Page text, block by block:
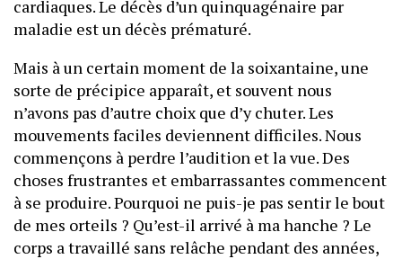
cardiaques. Le décès d’un quinquagénaire par
maladie est un décès prématuré.
Mais à un certain moment de la soixantaine, une
sorte de précipice apparaît, et souvent nous
n’avons pas d’autre choix que d’y chuter. Les
mouvements faciles deviennent difficiles. Nous
commençons à perdre l’audition et la vue. Des
choses frustrantes et embarrassantes commencent
à se produire. Pourquoi ne puis-je pas sentir le bout
de mes orteils ? Qu’est-il arrivé à ma hanche ? Le
corps a travaillé sans relâche pendant des années,